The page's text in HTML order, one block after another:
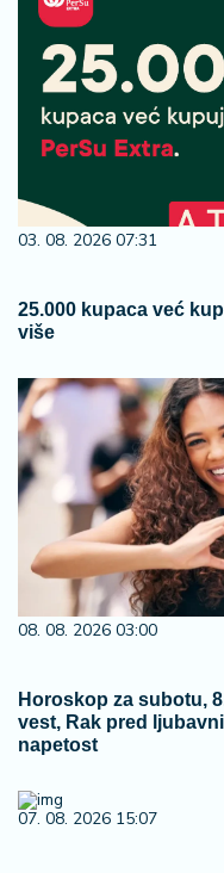
03. 08. 2026 07:31
25.000 kupaca već
više
08. 08. 2026 03:00
Horoskop za subotu,
vest, Rak pred
napetost
07. 08. 2026 15:07